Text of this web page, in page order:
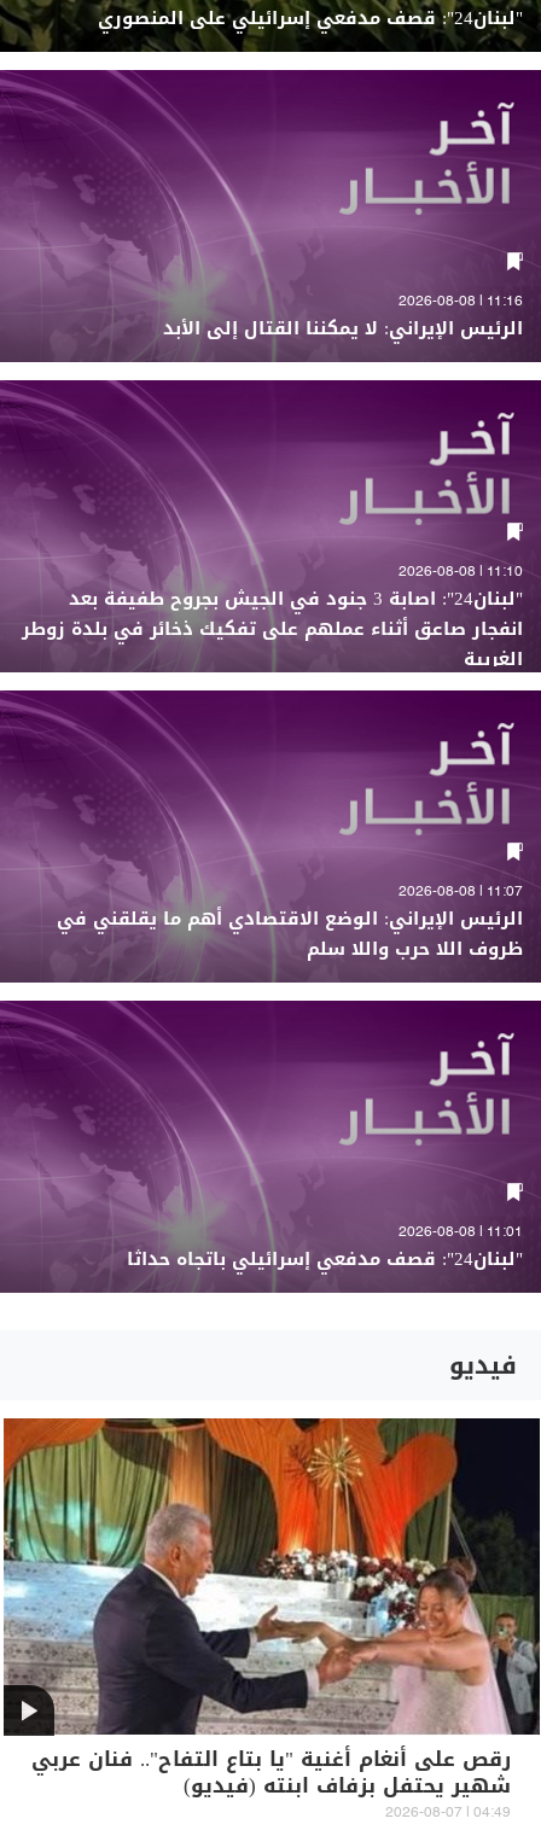
"لبنان24": قصف مدفعي إسرائيلي على المنصوري
11:16 | 2026-08-08
الرئيس الإيراني: لا يمكننا القتال إلى الأبد
11:10 | 2026-08-08
"لبنان24": اصابة 3 جنود في الجيش بجروح طفيفة بعد
انفجار صاعق أثناء عملهم على تفكيك ذخائر في بلدة زوطر
الغربية
11:07 | 2026-08-08
الرئيس الإيراني: الوضع الاقتصادي أهم ما يقلقني في
ظروف اللا حرب واللا سلم
11:01 | 2026-08-08
"لبنان24": قصف مدفعي إسرائيلي باتجاه حداثا
فيديو
رقص على أنغام أغنية "يا بتاع التفاح".. فنان عربي
شهير يحتفل بزفاف ابنته (فيديو)
04:49 | 2026-08-07